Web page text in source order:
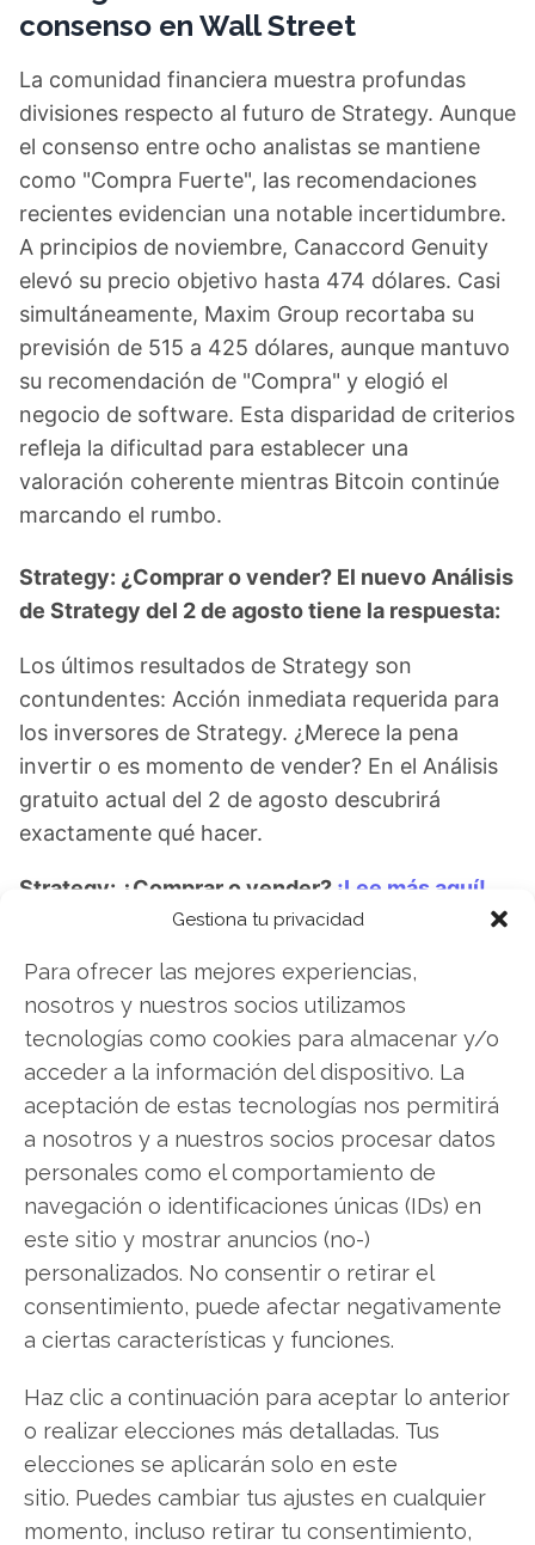
Gestiona tu privacidad
Para ofrecer las mejores experiencias,
nosotros y nuestros socios utilizamos
tecnologías como cookies para almacenar y/o
acceder a la información del dispositivo. La
aceptación de estas tecnologías nos permitirá
a nosotros y a nuestros socios procesar datos
personales como el comportamiento de
navegación o identificaciones únicas (IDs) en
este sitio y mostrar anuncios (no-)
personalizados. No consentir o retirar el
consentimiento, puede afectar negativamente
a ciertas características y funciones.
Haz clic a continuación para aceptar lo anterior
o realizar elecciones más detalladas. Tus
elecciones se aplicarán solo en este
sitio. Puedes cambiar tus ajustes en cualquier
momento, incluso retirar tu consentimiento,
consenso en Wall Street
La comunidad financiera muestra profundas
divisiones respecto al futuro de Strategy. Aunque
el consenso entre ocho analistas se mantiene
como "Compra Fuerte", las recomendaciones
recientes evidencian una notable incertidumbre.
A principios de noviembre, Canaccord Genuity
elevó su precio objetivo hasta 474 dólares. Casi
simultáneamente, Maxim Group recortaba su
previsión de 515 a 425 dólares, aunque mantuvo
su recomendación de "Compra" y elogió el
negocio de software. Esta disparidad de criterios
refleja la dificultad para establecer una
valoración coherente mientras Bitcoin continúe
marcando el rumbo.
Strategy: ¿Comprar o vender? El nuevo Análisis
de Strategy del 2 de agosto tiene la respuesta:
Los últimos resultados de Strategy son
contundentes: Acción inmediata requerida para
los inversores de Strategy. ¿Merece la pena
invertir o es momento de vender? En el Análisis
gratuito actual del 2 de agosto descubrirá
exactamente qué hacer.
Strategy: ¿Comprar o vender? ¡Lee más aquí!
Strategy
Compartir este artículo
Facebook
LinkedIn
Copiar enlace